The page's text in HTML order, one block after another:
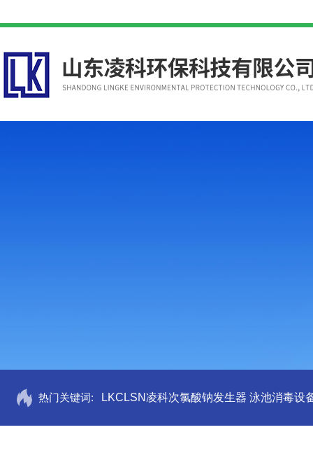
热门关键词: LKCLSN凌科次氯酸钠发生器 泳池消毒设